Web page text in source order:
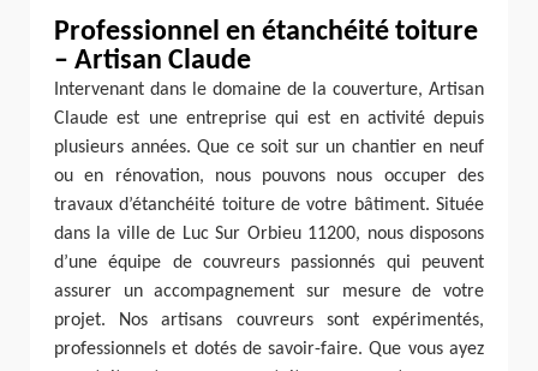
Professionnel en étanchéité toiture
– Artisan Claude
Intervenant dans le domaine de la couverture, Artisan
Claude est une entreprise qui est en activité depuis
plusieurs années. Que ce soit sur un chantier en neuf
ou en rénovation, nous pouvons nous occuper des
travaux d’étanchéité toiture de votre bâtiment. Située
dans la ville de Luc Sur Orbieu 11200, nous disposons
d’une équipe de couvreurs passionnés qui peuvent
assurer un accompagnement sur mesure de votre
projet. Nos artisans couvreurs sont expérimentés,
professionnels et dotés de savoir-faire. Que vous ayez